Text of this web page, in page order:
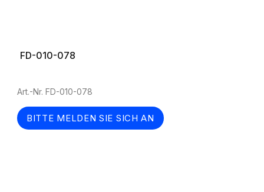
FD-010-078
Art.-Nr. FD-010-078
BITTE MELDEN SIE SICH AN